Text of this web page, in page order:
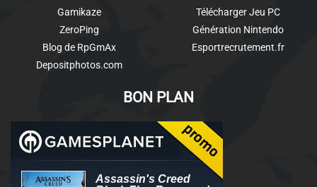
Gamikaze
ZeroPing
Blog de RpGmAx
Depositphotos.com
Télécharger Jeu PC
Génération Nintendo
Esportrecrutement.fr
BON PLAN